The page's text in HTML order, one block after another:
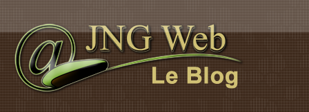
contenu